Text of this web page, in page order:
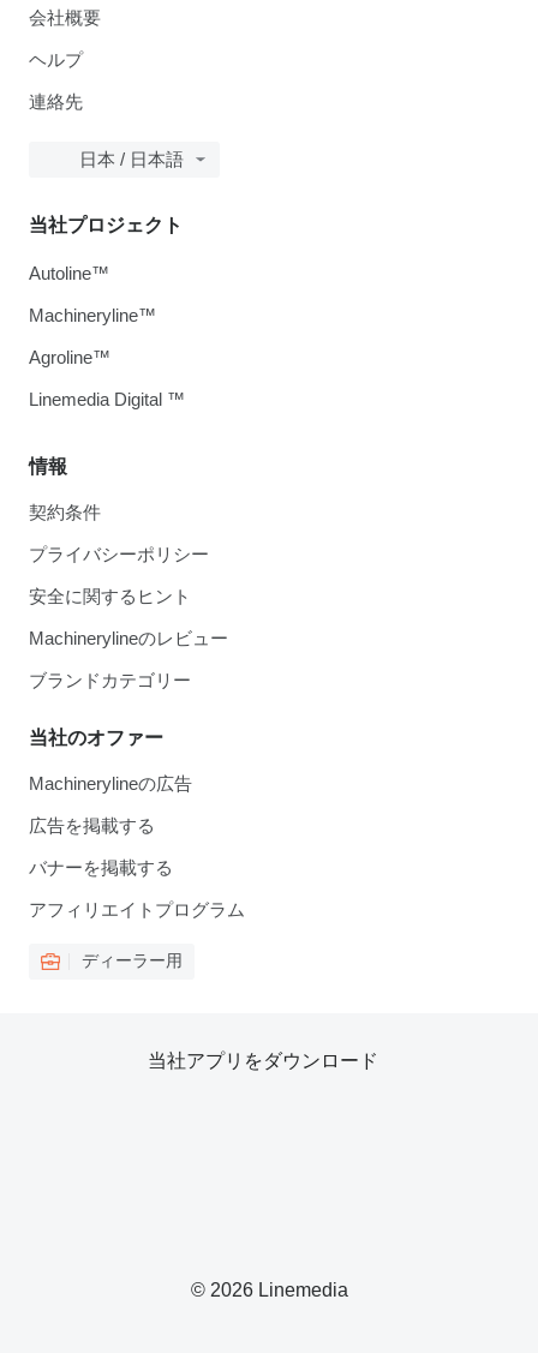
会社概要
ヘルプ
連絡先
日本 / 日本語
情報
契約条件
プライバシーポリシー
安全に関するヒント
Machinerylineのレビュー
ブランドカテゴリー
当社のオファー
Machinerylineの広告
広告を掲載する
バナーを掲載する
アフィリエイトプログラム
ディーラー用
当社プロジェクト
Autoline™
Machineryline™
Agroline™
Linemedia Digital ™
© 2026 Linemedia
当社アプリをダウンロード